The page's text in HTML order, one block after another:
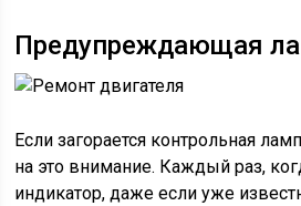
Предупреждающая
Если загорается контрольная
на это внимание. Каждый раз,
индикатор, даже если уже